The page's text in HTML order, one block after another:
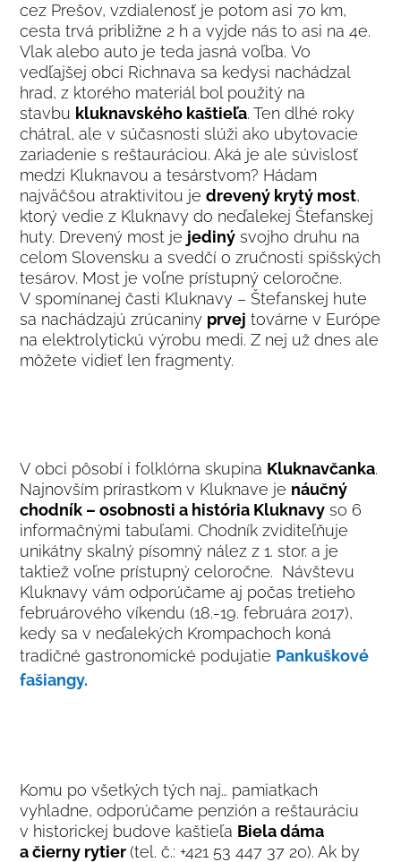
cez Prešov, vzdialenosť je potom asi 70 km,
cesta trvá približne 2 h a vyjde nás to asi na 4e.
Vlak alebo auto je teda jasná voľba. Vo
vedľajšej obci Richnava sa kedysi nachádzal
hrad, z ktorého materiál bol použitý na
stavbu kluknavského kaštieľa. Ten dlhé roky
chátral, ale v súčasnosti slúži ako ubytovacie
zariadenie s reštauráciou. Aká je ale súvislosť
medzi Kluknavou a tesárstvom? Hádam
najväčšou atraktivitou jedrevený krytý most,
ktorý vedie z Kluknavy do neďalekej Štefanskej
huty. Drevený most je jediný svojho druhu na
celom Slovensku a svedčí o zručnosti spišských
tesárov. Most je voľne prístupný celoročne.
V spomínanej časti Kluknavy – Štefanskej hute
sa nachádzajú zrúcaniny prvej továrne v Európe
na elektrolytickú výrobu medi. Z nej už dnes ale
môžete vidieť len fragmenty.
V obci pôsobí i folklórna skupina Kluknavčanka.
Najnovším prírastkom v Kluknave je náučný
chodník – osobnosti a história Kluknavy so 6
informačnými tabuľami. Chodník zviditeľňuje
unikátny skalný písomný nález z 1. stor. a je
taktiež voľne prístupný celoročne. Návštevu
Kluknavy vám odporúčame aj počas tretieho
februárového víkendu (18.-19. februára 2017),
kedy sa v neďalekých Krompachoch koná
tradičné gastronomické podujatie Pankuškové
fašiangy.
Komu po všetkých tých naj… pamiatkach
vyhladne, odporúčame penzión a reštauráciu
v historickej budove kaštieľa Biela dáma
a čierny rytier(tel. č.: +421 53 447 37 20). Ak by